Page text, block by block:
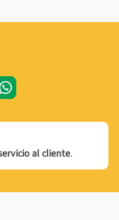
al cliente.